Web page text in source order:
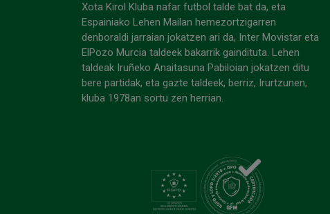
Xota Kirol Kluba nafar futbol talde bat da, eta
Espainiako Lehen Mailan hemezortzigarren
denboraldi jarraian jokatzen ari da, Inter Movistar eta
ElPozo Murcia taldeek bakarrik gaindituta. Lehen
taldeak Iruñeko Anaitasuna Pabiloian jokatzen ditu
bere partidak, eta gazte taldeek, berriz, Irurtzunen,
kluba 1978an sortu zen herrian.